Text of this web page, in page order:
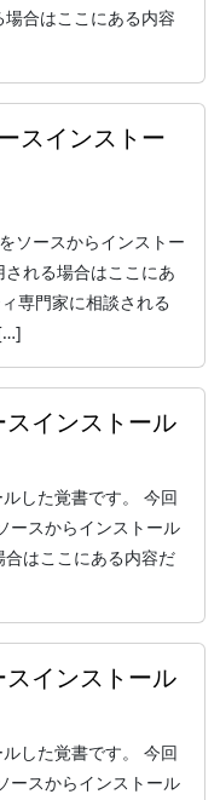
合はここにある内容
スインストー
ソースからインストー
れる場合はここにあ
専門家に相談される
スインストール
した覚書です。 今回
ースからインストール
はここにある内容だ
スインストール
した覚書です。 今回
ースからインストール